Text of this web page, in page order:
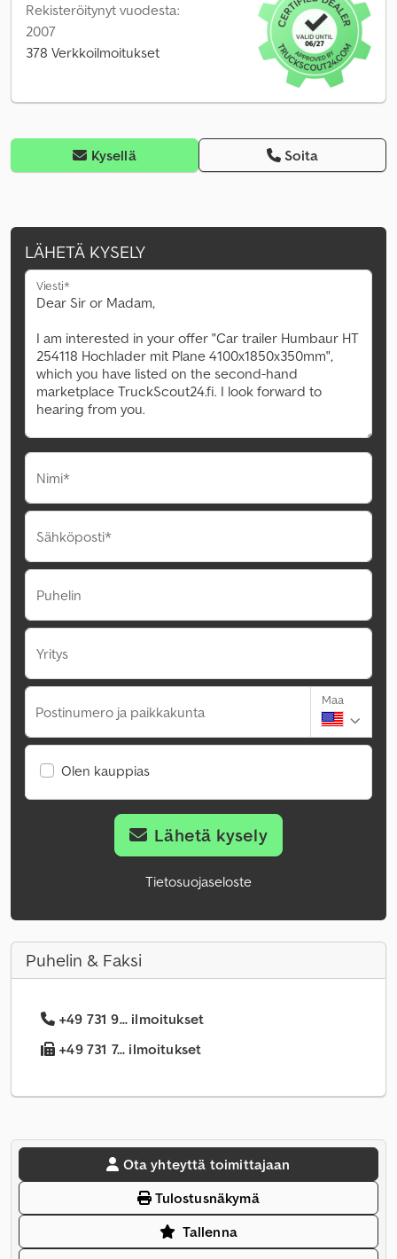
Rekisteröitynyt vuodesta:
2007
378 Verkkoilmoitukset
Kysellä Soita
LÄHETÄ KYSELY
Viesti*
Nimi*
Sähköposti*
Puhelin
Yritys
Postinumero ja paikkakunta
Maa
Olen kauppias
Lähetä kysely
Tietosuojaseloste
Puhelin & Faksi
+49 731 9... ilmoitukset
+49 731 7... ilmoitukset
Ota yhteyttä toimittajaan
Tulostusnäkymä
Tallenna